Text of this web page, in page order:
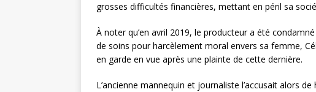
grosses difficultés financières, mettant en péril sa
À noter qu’en avril 2019, le producteur a été
de soins pour harcèlement moral envers sa femme,
en garde en vue après une plainte de cette dernière.
L’ancienne mannequin et journaliste l’accusait alors